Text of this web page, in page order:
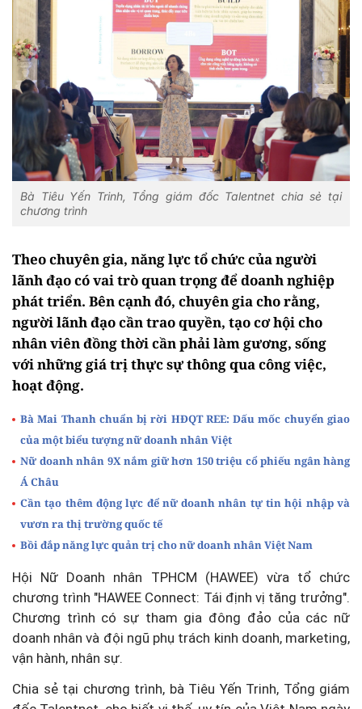
Bà Tiêu Yến Trinh, Tổng giám đốc Talentnet chia sẻ tại
chương trình
Theo chuyên gia, năng lực tổ chức của người
lãnh đạo có vai trò quan trọng để doanh nghiệp
phát triển. Bên cạnh đó, chuyên gia cho rằng,
người lãnh đạo cần trao quyền, tạo cơ hội cho
nhân viên đồng thời cần phải làm gương, sống
với những giá trị thực sự thông qua công việc,
hoạt động.
Bà Mai Thanh chuẩn bị rời HĐQT REE: Dấu mốc chuyển giao
của một biểu tượng nữ doanh nhân Việt
Nữ doanh nhân 9X nắm giữ hơn 150 triệu cổ phiếu ngân hàng
Á Châu
Cần tạo thêm động lực để nữ doanh nhân tự tin hội nhập và
vươn ra thị trường quốc tế
Bồi đắp năng lực quản trị cho nữ doanh nhân Việt Nam
Hội Nữ Doanh nhân TPHCM (HAWEE) vừa tổ chức
chương trình "HAWEE Connect: Tái định vị tăng trưởng".
Chương trình có sự tham gia đông đảo của các nữ
doanh nhân và đội ngũ phụ trách kinh doanh, marketing,
vận hành, nhân sự.
Chia sẻ tại chương trình, bà Tiêu Yến Trinh, Tổng giám